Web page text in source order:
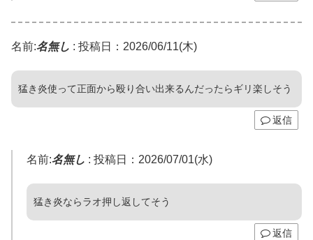
名前:名無し : 投稿日：2026/06/11(木)
猛き炎使って正面から殴り合い出来るんだったらギリ楽しそう
返信
名前:名無し : 投稿日：2026/07/01(水)
猛き炎ならラオ押し返してそう
返信